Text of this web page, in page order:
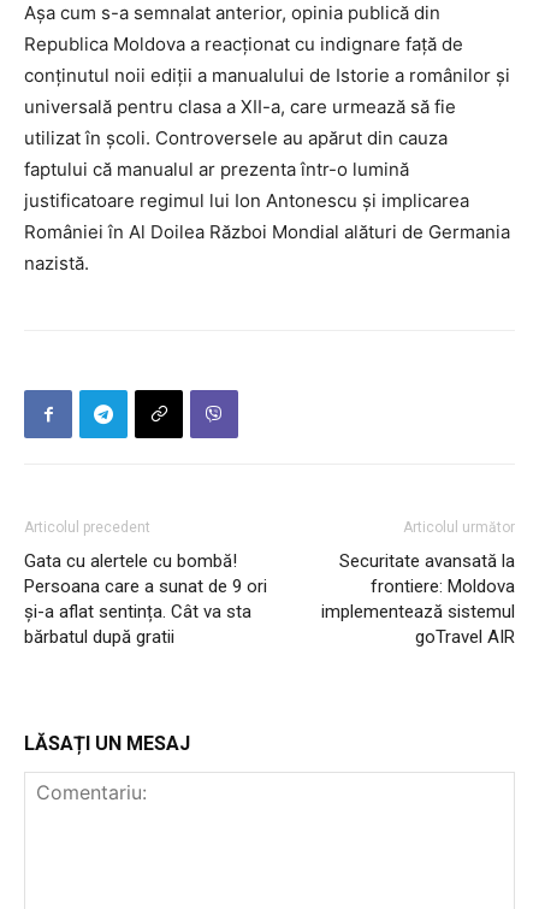
Așa cum s-a semnalat anterior, opinia publică din
Republica Moldova a reacționat cu indignare față de
conținutul noii ediții a manualului de Istorie a românilor și
universală pentru clasa a XII-a, care urmează să fie
utilizat în școli. Controversele au apărut din cauza
faptului că manualul ar prezenta într-o lumină
justificatoare regimul lui Ion Antonescu și implicarea
României în Al Doilea Război Mondial alături de Germania
nazistă.
Articolul precedent
Gata cu alertele cu bombă!
Persoana care a sunat de 9 ori
și-a aflat sentința. Cât va sta
bărbatul după gratii
Articolul următor
Securitate avansată la
frontiere: Moldova
implementează sistemul
goTravel AIR
LĂSAȚI UN MESAJ